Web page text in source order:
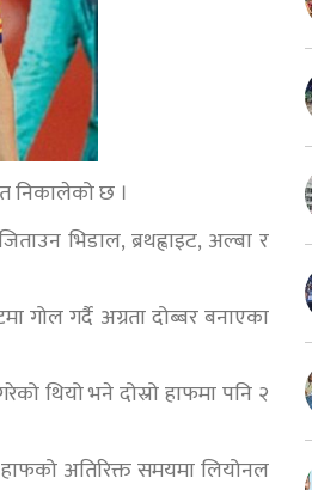
निकालेको छ ।
भिडाल, ब्रथह्वाइट, अल्बा र
गोल गर्दै अग्रता दोब्बर बनाएका
थियो भने दोस्रो हाफमा पनि २
हाफको अतिरिक्त समयमा लियोनल